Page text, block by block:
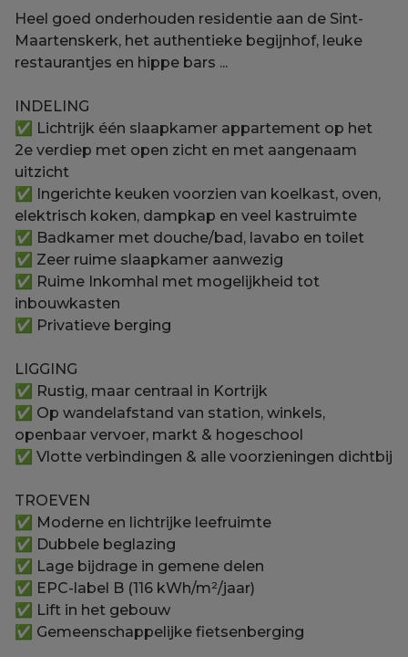
Heel goed onderhouden residentie aan de Sint-
Maartenskerk, het authentieke begijnhof, leuke
restaurantjes en hippe bars ...
INDELING
✅ Lichtrijk één slaapkamer appartement op het
2e verdiep met open zicht en met aangenaam
uitzicht
✅ Ingerichte keuken voorzien van koelkast, oven,
elektrisch koken, dampkap en veel kastruimte
✅ Badkamer met douche/bad, lavabo en toilet
✅ Zeer ruime slaapkamer aanwezig
✅ Ruime Inkomhal met mogelijkheid tot
inbouwkasten
✅ Privatieve berging
LIGGING
✅ Rustig, maar centraal in Kortrijk
✅ Op wandelafstand van station, winkels,
openbaar vervoer, markt & hogeschool
✅ Vlotte verbindingen & alle voorzieningen dichtbij
TROEVEN
✅ Moderne en lichtrijke leefruimte
✅ Dubbele beglazing
✅ Lage bijdrage in gemene delen
✅ EPC-label B (116 kWh/m²/jaar)
✅ Lift in het gebouw
✅ Gemeenschappelijke fietsenberging